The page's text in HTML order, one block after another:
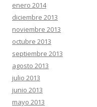
enero 2014
diciembre 2013
noviembre 2013
octubre 2013
septiembre 2013
agosto 2013
julio 2013
junio 2013
mayo 2013